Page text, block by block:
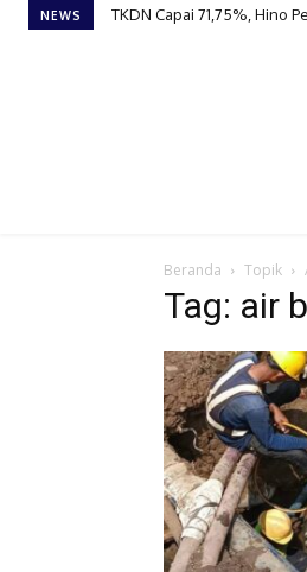
NEWS TKDN Capai 71,75%, Hino
Beranda Topik
Tag: air